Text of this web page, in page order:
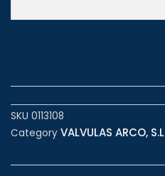
SKU 0113108
Category VALVULAS ARCO, S.L